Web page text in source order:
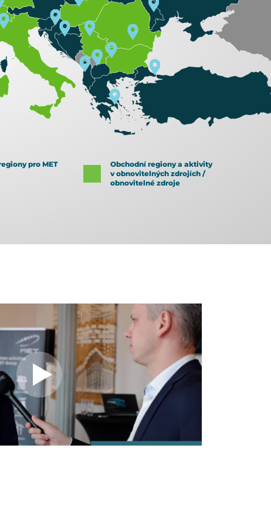
pro MET
Obchodní regiony a aktivity
v obnovitelných zdrojích /
obnovitelné zdroje